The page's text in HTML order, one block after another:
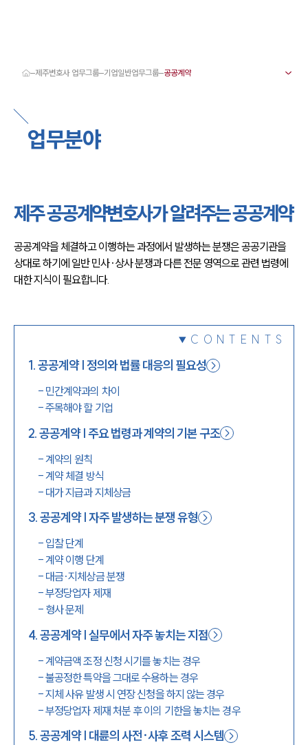
서울·제주변호사
제주형사전문변호사
제주이혼전문변호사
제주학교폭력변호사
제주변호사 주요 업무사례
제주 분사무소 오시는 길
채용정보
제주변호사 업무그룹 기업일반업무그룹
업무분야
제주 공공계약변호사가 알려주는 공공계약
공공계약을 체결하고 이행하는 과정에서 발생하는 분쟁은 공공기관을
상대로 하기에 일반 민사·상사 분쟁과 다른 전문 영역으로 관련 법령에
대한 지식이 필요합니다.
CONTENTS
1.공공계약 | 정의와 법률 대응의 필요성
- 민간계약과의 차이
-주목해야 할 기업
2.공공계약 | 주요 법령과 계약의 기본 구조
-계약의 원칙
-계약 체결 방식
- 대가 지급과 지체상금
3.공공계약 | 자주 발생하는 분쟁 유형
- 입찰 단계
-계약 이행 단계
- 대금·지체상금 분쟁
-부정당업자 제재
- 형사 문제
4.공공계약 | 실무에서 자주 놓치는 지점
-계약금액 조정 신청 시기를 놓치는 경우
-불공정한 특약을 그대로 수용하는 경우
-지체 사유 발생 시 연장 신청을 하지 않는 경우
-부정당업자 제재 처분 후 이의 기한을 놓치는 경우
5.공공계약 | 대륜의 사전·사후 조력 시스템